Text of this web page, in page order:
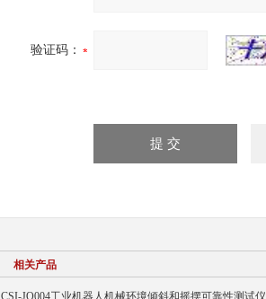
验证码：
相关产品
CSI-JQ004工业机器人机械环境倾斜和摇摆可靠性测试仪